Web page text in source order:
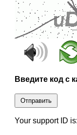
Введите код с
Отправить
Your support ID